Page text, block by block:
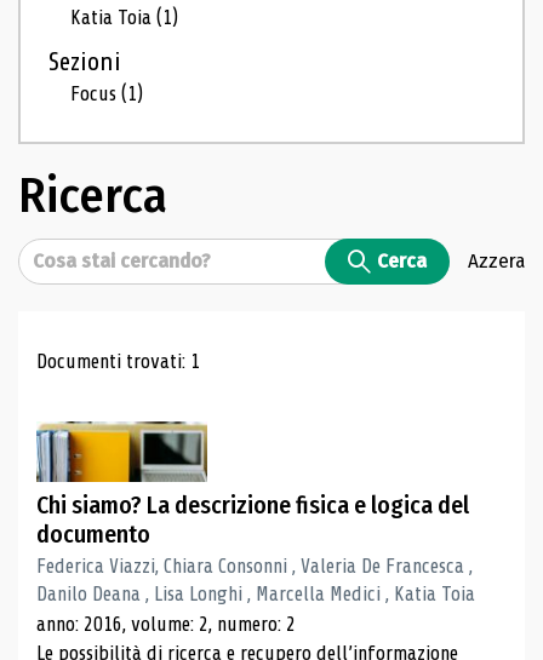
Katia Toia(1)
Sezioni
Focus(1)
Ricerca
Cerca Cerca Azzera
Risultati di ricerca
Documenti trovati: 1
Chi siamo? La descrizione fisica e logica del
documento
Federica Viazzi, Chiara Consonni , Valeria De Francesca ,
Danilo Deana , Lisa Longhi , Marcella Medici , Katia Toia
anno: 2016, volume: 2, numero: 2
Le possibilità di ricerca e recupero dell’informazione